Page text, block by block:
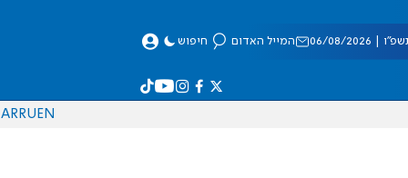
08/2026 המייל האדום חיפוש
EN
RU
AR